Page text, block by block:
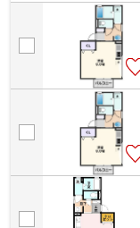
ります。こちらの物件は